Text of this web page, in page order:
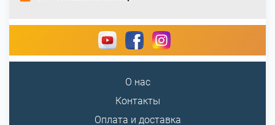
О нас
Контакты
Оплата и доставка